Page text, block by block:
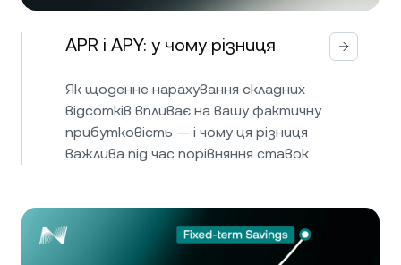
APR і APY: у чому різниця
Як щоденне нарахування складних
відсотків впливає на вашу фактичну
прибутковість — і чому ця різниця
важлива під час порівняння ставок.